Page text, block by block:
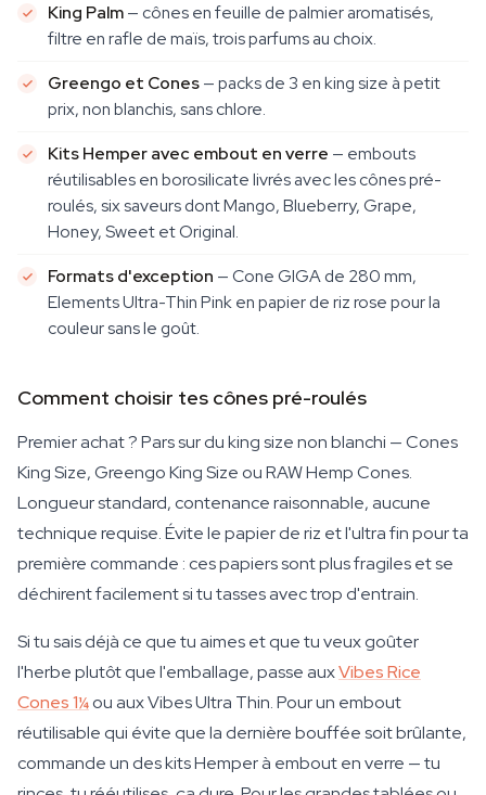
King Palm— cônes en feuille de palmier aromatisés,
filtre en rafle de maïs, trois parfums au choix.
Greengo et Cones— packs de 3 en king size à petit
prix, non blanchis, sans chlore.
Kits Hemper avec embout en verre — embouts
réutilisables en borosilicate livrés avec les cônes pré-
roulés, six saveurs dont Mango, Blueberry, Grape,
Honey, Sweet et Original.
Formats d'exception — Cone GIGA de 280 mm,
Elements Ultra-Thin Pink en papier de riz rose pour la
couleur sans le goût.
Comment choisir tes cônes pré-roulés
Premier achat ? Pars sur du king size non blanchi — Cones
King Size, Greengo King Size ou RAW Hemp Cones.
Longueur standard, contenance raisonnable, aucune
technique requise. Évite le papier de riz et l'ultra fin pour ta
première commande : ces papiers sont plus fragiles et se
déchirent facilement si tu tasses avec trop d'entrain.
Si tu sais déjà ce que tu aimes et que tu veux goûter
l'herbe plutôt que l'emballage, passe auxVibes Rice
Cones 1¼ou aux Vibes Ultra Thin. Pour un embout
réutilisable qui évite que la dernière bouffée soit brûlante,
commande un des kits Hemper à embout en verre — tu